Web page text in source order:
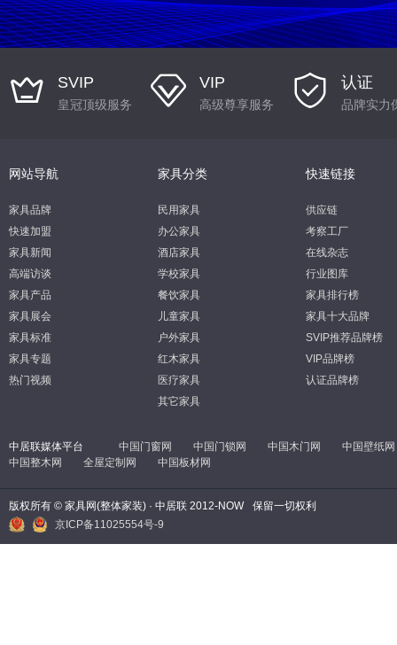
SVIP
皇冠顶级服务
VIP
高级尊享服务
认证
品牌实力
网站导航
家具品牌
快速加盟
家具新闻
高端访谈
家具产品
家具展会
家具标准
家具专题
热门视频
家具分类
民用家具
办公家具
酒店家具
学校家具
餐饮家具
儿童家具
户外家具
红木家具
医疗家具
其它家具
快速链接
供应链
考察工厂
在线杂志
行业图库
家具排行榜
家具十大品牌
SVIP推荐品牌榜
VIP品牌榜
认证品牌榜
中居联媒体平台 中国门窗网 中国门锁网 中国木门网
中国壁纸网
中国整木网
全屋定制网 中国板材网
版权所有 © 家具网(整体家装) · 中居联 2012-NOW
保留一切权利
京ICP备11025554号-9